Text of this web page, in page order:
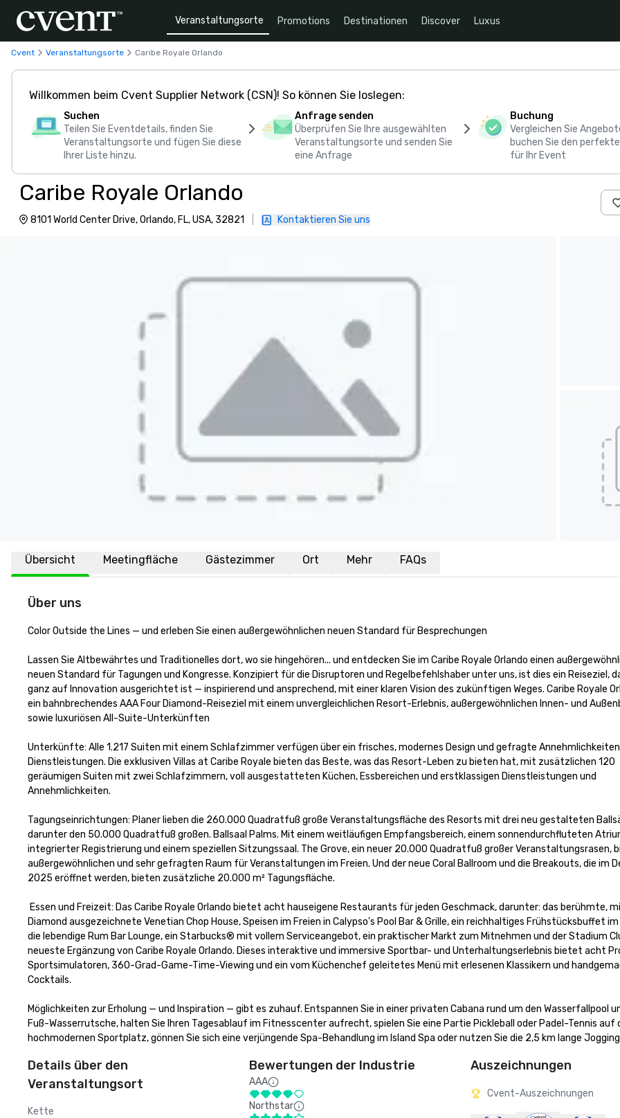
Veranstaltungsorte Promotions Destinationen Discover Luxus
Cvent Veranstaltungsorte Caribe Royale Orlando
Willkommen beim Cvent Supplier Network (CSN)! So können Sie loslegen:
Suchen
Teilen Sie Eventdetails, finden Sie
Veranstaltungsorte und fügen Sie diese
Ihrer Liste hinzu.
Anfrage senden
Überprüfen Sie Ihre ausgewählten
Veranstaltungsorte und senden Sie
eine Anfrage
Buchung
Vergleichen Sie
buchen Sie den
für Ihr Event
Caribe Royale Orlando
8101 World Center Drive, Orlando, FL, USA, 32821 Kontaktieren Sie uns
Übersicht Meetingfläche Gästezimmer Ort Mehr FAQs
Über uns
Color Outside the Lines — und erleben Sie einen außergewöhnlichen neuen Standard für Besprechungen
Lassen Sie Altbewährtes und Traditionelles dort, wo sie hingehören... und entdecken Sie im Caribe Royale Orlando einen
neuen Standard für Tagungen und Kongresse. Konzipiert für die Disruptoren und Regelbefehlshaber unter uns, ist dies ein Reiseziel,
ganz auf Innovation ausgerichtet ist — inspirierend und ansprechend, mit einer klaren Vision des zukünftigen Weges. Caribe Royale
ein bahnbrechendes AAA Four Diamond-Reiseziel mit einem unvergleichlichen Resort-Erlebnis, außergewöhnlichen Innen- und
sowie luxuriösen All-Suite-Unterkünften
Unterkünfte: Alle 1.217 Suiten mit einem Schlafzimmer verfügen über ein frisches, modernes Design und gefragte Annehmlichkeiten
Dienstleistungen. Die exklusiven Villas at Caribe Royale bieten das Beste, was das Resort-Leben zu bieten hat, mit zusätzlichen 120
geräumigen Suiten mit zwei Schlafzimmern, voll ausgestatteten Küchen, Essbereichen und erstklassigen Dienstleistungen und
Annehmlichkeiten.
Tagungseinrichtungen: Planer lieben die 260.000 Quadratfuß große Veranstaltungsfläche des Resorts mit drei neu gestalteten
darunter den 50.000 Quadratfuß großen. Ballsaal Palms. Mit einem weitläufigen Empfangsbereich, einem sonnendurchfluteten
integrierter Registrierung und einem speziellen Sitzungssaal. The Grove, ein neuer 20.000 Quadratfuß großer Veranstaltungsrasen,
außergewöhnlichen und sehr gefragten Raum für Veranstaltungen im Freien. Und der neue Coral Ballroom und die Breakouts, die im
2025 eröffnet werden, bieten zusätzliche 20.000 m² Tagungsfläche.
Diamond ausgezeichnete Venetian Chop House, Speisen im Freien in Calypso's Pool Bar & Grille, ein reichhaltiges Frühstücksbuffet
die lebendige Rum Bar Lounge, ein Starbucks® mit vollem Serviceangebot, ein praktischer Markt zum Mitnehmen und der Stadium
neueste Ergänzung von Caribe Royale Orlando. Dieses interaktive und immersive Sportbar- und Unterhaltungserlebnis bietet acht
Sportsimulatoren, 360-Grad-Game-Time-Viewing und ein vom Küchenchef geleitetes Menü mit erlesenen Klassikern und
Cocktails.
Möglichkeiten zur Erholung — und Inspiration — gibt es zuhauf. Entspannen Sie in einer privaten Cabana rund um den Wasserfallpool
Fuß-Wasserrutsche, halten Sie Ihren Tagesablauf im Fitnesscenter aufrecht, spielen Sie eine Partie Pickleball oder Padel-Tennis auf
hochmodernen Sportplatz, gönnen Sie sich eine verjüngende Spa-Behandlung im Island Spa oder nutzen Sie die 2,5 km lange
Details über den
Veranstaltungsort
Kette
Bewertungen der Industrie
AAA
Northstar
Auszeichnungen
Cvent-Auszeichnungen